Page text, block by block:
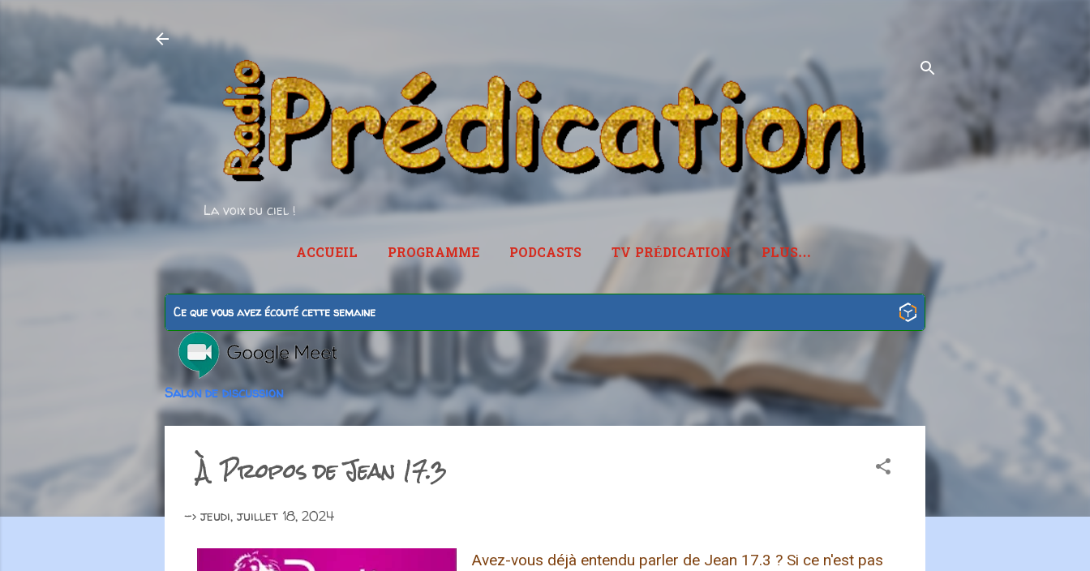
La voix du ciel !
ACCUEIL PROGRAMME PODCASTS TV PRÉDICATION PLUS…
RADIOPREDICATION.FR
Ce que vous avez écouté cette semaine
Salon de discussion
À Propos de Jean 17.3
-> jeudi, juillet 18, 2024
Avez-vous déjà entendu parler de Jean 17.3 ? Si ce n'est pas